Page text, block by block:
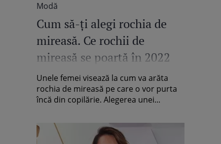
Modă
Cum să-ți alegi rochia de
mireasă. Ce rochii de
mireasă se poartă în 2022
Unele femei visează la cum va arăta
rochia de mireasă pe care o vor purta
încă din copilărie. Alegerea unei...